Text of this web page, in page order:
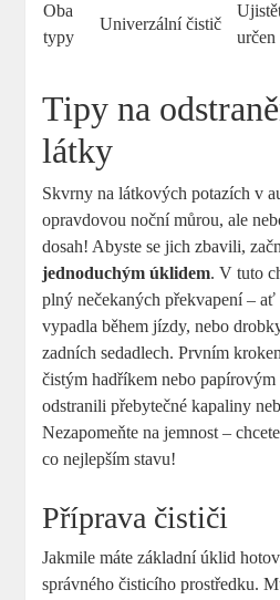
Oba
typy
Univerzální čistič
určen
Tipy na
látky
Skvrny na látkových potazích v
opravdovou noční můrou, ale
dosah! Abyste se jich zbavili,
jednoduchým úklidem. V tuto
plný nečekaných překvapení – ať
vypadla během jízdy, nebo
zadních sedadlech. Prvním
čistým hadříkem nebo papírovým
odstranili přebytečné kapaliny
Nezapomeňte na jemnost –
co nejlepším stavu!
Příprava čističi
Jakmile máte základní úklid
správného čisticího prostředku.